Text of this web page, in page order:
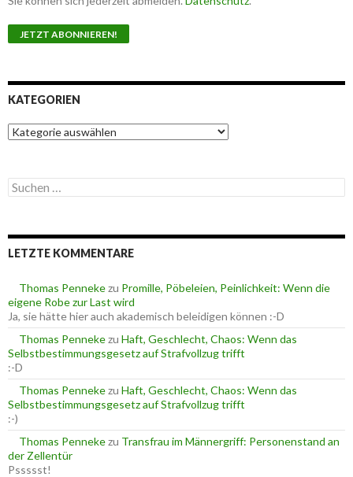
KATEGORIEN
K
a
g
o
n
S
u
e
n
c
h
:
LETZTE KOMMENTARE
Thomas Pennekezu Promille, Pöbeleien, Peinlichkeit: Wenn die
eigene Robe zur Last wird
Ja, sie hätte hier auch akademisch beleidigen können :-D
Thomas Pennekezu Haft, Geschlecht, Chaos: Wenn das
Selbstbestimmungsgesetz auf Strafvollzug trifft
:-D
Thomas Pennekezu Haft, Geschlecht, Chaos: Wenn das
Selbstbestimmungsgesetz auf Strafvollzug trifft
:-)
Thomas Pennekezu Transfrau im Männergriff: Personenstand an
der Zellentür
Pssssst!